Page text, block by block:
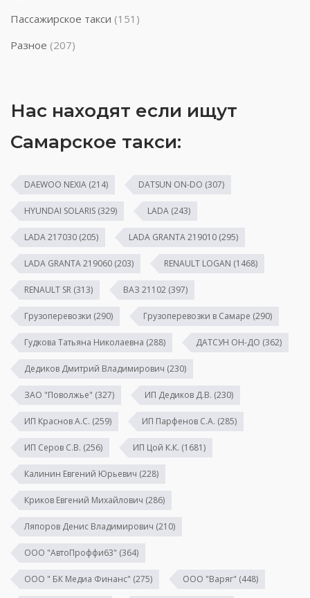
Пассажирское такси (151)
Разное (207)
Нас находят если ищут
Самарское такси:
DAEWOO NEXIA (214) DATSUN ON-DO (307)
HYUNDAI SOLARIS (329) LADA (243)
LADA 217030 (205) LADA GRANTA 219010 (295)
LADA GRANTA 219060 (203) RENAULT LOGAN (1468)
RENAULT SR (313) ВАЗ 21102 (397)
Грузоперевозки (290) Грузоперевозки в Самаре (290)
Гудкова Татьяна Николаевна (288) ДАТСУН ОН-ДО (362)
Дедиков Дмитрий Владимирович (230)
ЗАО "Поволжье" (327) ИП Дедиков Д.В. (230)
ИП Краснов А.С. (259) ИП Парфенов С.А. (285)
ИП Серов С.В. (256) ИП Цой К.К. (1681)
Калинин Евгений Юрьевич (228)
Криков Евгений Михайлович (286)
Ляпоров Денис Владимирович (210)
ООО "АвтоПроффи63" (364)
ООО " БК Медиа Финанс" (275) ООО "Варяг" (448)